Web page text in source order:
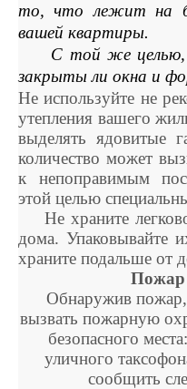
то, что лежит на
вашей квартиры.
С той же целью,
закрыты ли окна и
Не используйте не
утепления вашего
выделять ядовитые
количество может
к непоправимым
этой целью
Не храните
дома. Упаковывайте
храните подальше от
Пожар
Обнаружив
вызвать пожарную
безопасного
уличного
сообщить